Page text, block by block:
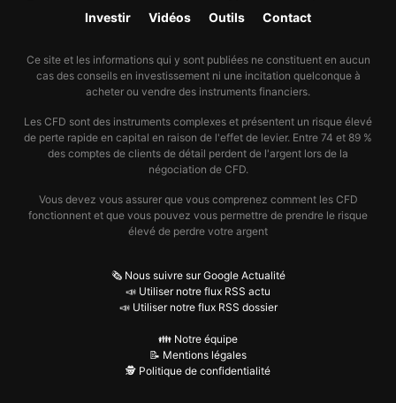
Investir Vidéos Outils Contact
Ce site et les informations qui y sont publiées ne constituent en aucun
cas des conseils en investissement ni une incitation quelconque à
acheter ou vendre des instruments financiers.
Les CFD sont des instruments complexes et présentent un risque élevé
de perte rapide en capital en raison de l'effet de levier. Entre 74 et 89 %
des comptes de clients de détail perdent de l'argent lors de la
négociation de CFD.
Vous devez vous assurer que vous comprenez comment les CFD
fonctionnent et que vous pouvez vous permettre de prendre le risque
élevé de perdre votre argent
🗞️ Nous suivre sur Google Actualité
📣 Utiliser notre flux RSS actu
📣 Utiliser notre flux RSS dossier
👪 Notre équipe
📝 Mentions légales
🕵️ Politique de confidentialité